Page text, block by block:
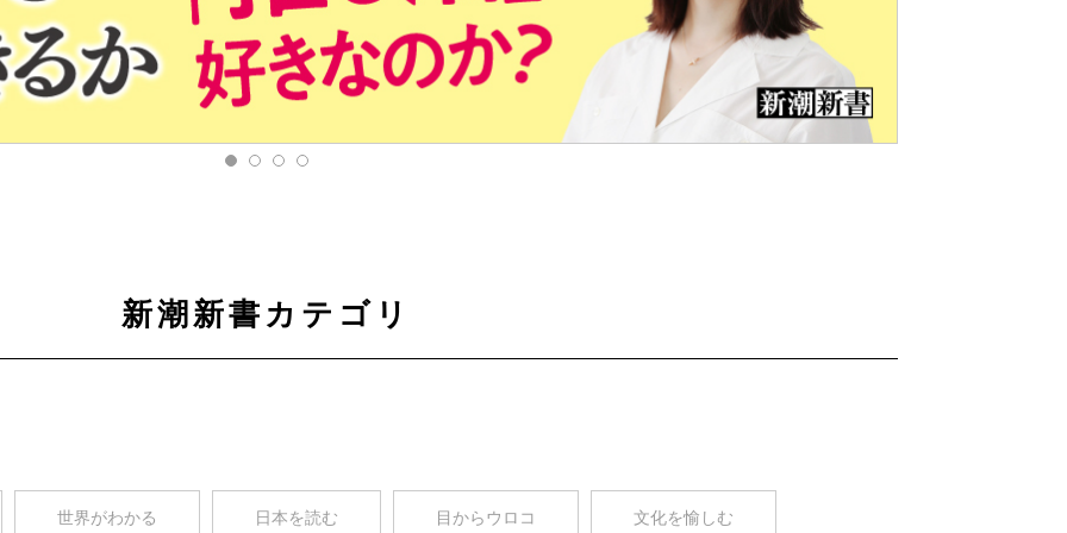
新潮新書カテゴリ
世界がわかる 日本を読む 目からウロコ 文化を愉しむ